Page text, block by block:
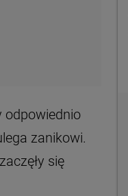
odpowiednio
zanikowi.
się